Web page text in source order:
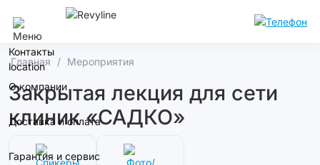
Контакты
О компании
Доставка и оплата
Гарантия и сервис
Главная Мероприятия
Закрытая лекция для сети
клиник «САДКО»